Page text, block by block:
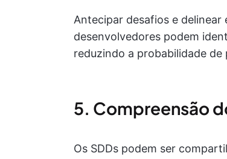
Antecipar desafios e delinear
desenvolvedores podem
reduzindo a probabilidade
5. Compreensão
Os SDDs podem ser